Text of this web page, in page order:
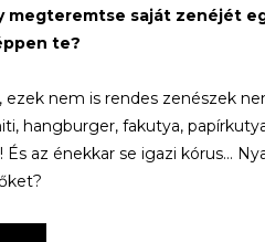
megteremtse saját zenéjét
te?
nem is rendes zenészek
hangburger, fakutya,
az énekkar se igazi kórus…